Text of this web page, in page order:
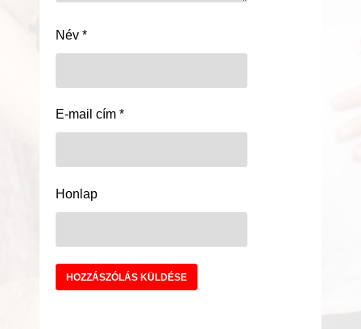
Név *
E-mail cím *
Honlap